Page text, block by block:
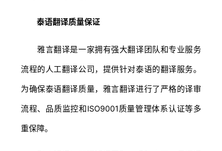
泰语翻译质量保证
雅言翻译是一家拥有强大翻译团队和专业服务
流程的人工翻译公司，提供针对泰语的翻译服务。
为确保泰语翻译质量，雅言翻译进行了严格的译审
流程、品质监控和ISO9001质量管理体系认证等多
重保障。